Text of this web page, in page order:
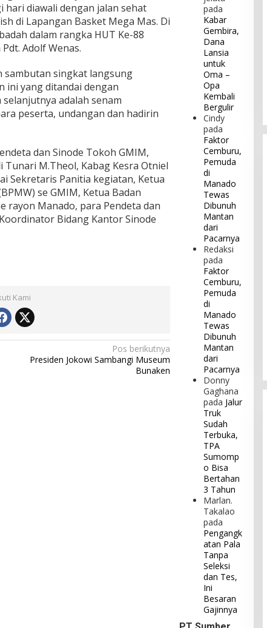
hari diawali dengan jalan sehat
di Lapangan Basket Mega Mas. Di
dalam rangka HUT Ke-88
Adolf Wenas.
sambutan singkat langsung
ini yang ditandai dengan
adalah senam
peserta, undangan dan hadirin
dan Sinode Tokoh GMIM,
Tunari M.Theol, Kabag Kesra Otniel
Sekretaris Panitia kegiatan, Ketua
se GMIM, Ketua Badan
rayon Manado, para Pendeta dan
Bidang Kantor Sinode
Kami
Pos berikutnya
Presiden Jokowi Sambangi Museum
Bunaken
pada
Kabar
Gembira,
Dana
Lansia
untuk
Oma –
Opa
Kembali
Bergulir
Cindy
pada
Faktor
Cemburu,
Pemuda
di
Manado
Tewas
Dibunuh
Mantan
dari
Pacarnya
Redaksi
pada
Faktor
Cemburu,
Pemuda
di
Manado
Tewas
Dibunuh
Mantan
dari
Pacarnya
Donny
Gaghana
pada Jalur
Truk
Sudah
Terbuka,
TPA
Sumomp
o Bisa
Bertahan
3 Tahun
Marlan.
Takalao
pada
Pengangk
atan Pala
Tanpa
Seleksi
dan Tes,
Ini
Besaran
Gajinnya